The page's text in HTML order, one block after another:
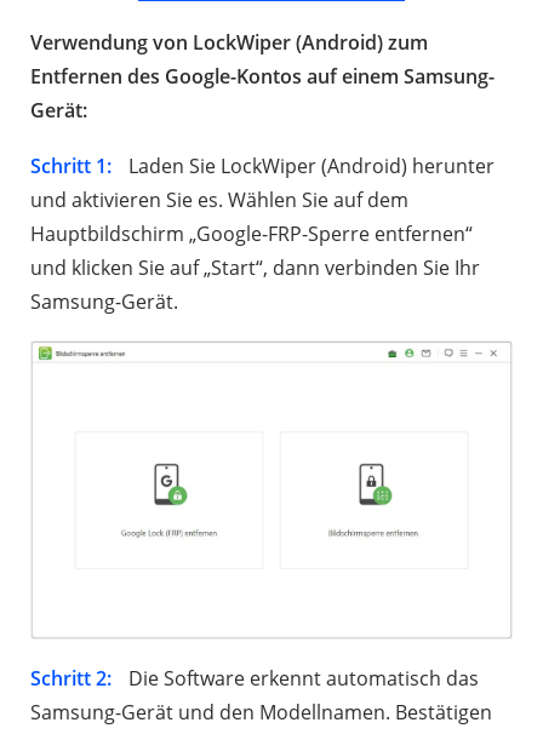
Verwendung von LockWiper (Android) zum
Entfernen des Google-Kontos auf einem Samsung-
Gerät:
Schritt 1:
Laden Sie LockWiper (Android) herunter
und aktivieren Sie es. Wählen Sie auf dem
Hauptbildschirm „Google-FRP-Sperre entfernen“
und klicken Sie auf „Start“, dann verbinden Sie Ihr
Samsung-Gerät.
Schritt 2:
Die Software erkennt automatisch das
Samsung-Gerät und den Modellnamen. Bestätigen